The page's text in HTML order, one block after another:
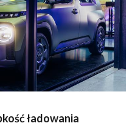
ładowania